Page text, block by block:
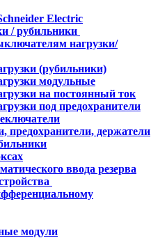
Electric
/ рубильники
нагрузки/
(рубильники)
модульные
на постоянный ток
под предохранители
предохранители, держатели
ввода резерва
модули